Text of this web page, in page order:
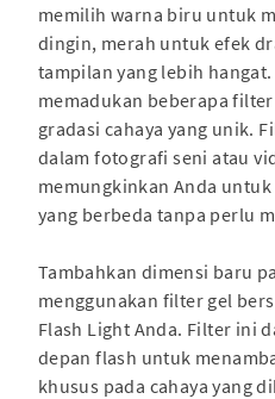
memilih warna biru untuk
dingin, merah untuk efek
tampilan yang lebih
memadukan beberapa
gradasi cahaya yang unik.
dalam fotografi seni atau
memungkinkan Anda
yang berbeda tanpa perlu
Tambahkan dimensi baru
menggunakan filter gel
Flash Light Anda. Filter ini
depan flash untuk
khusus pada cahaya yang